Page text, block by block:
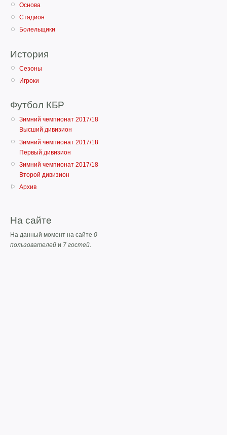
Основа
Стадион
Болельщики
История
Сезоны
Игроки
Футбол КБР
Зимний чемпионат 2017/18
Высший дивизион
Зимний чемпионат 2017/18
Первый дивизион
Зимний чемпионат 2017/18
Второй дивизион
Архив
На сайте
На данный момент на сайте 0
пользователей и 7 гостей.